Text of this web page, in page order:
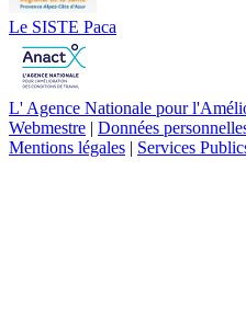
Le SISTE Paca
L' Agence Nationale pour
Webmestre | Données
Mentions légales | Services